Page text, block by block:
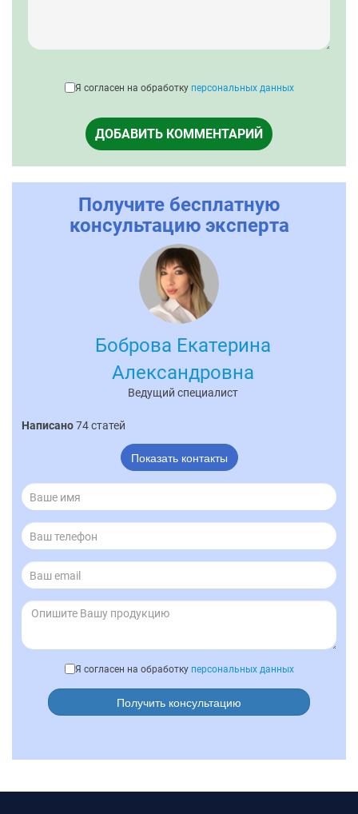
Я согласен на обработку персональных данных
ДОБАВИТЬ КОММЕНТАРИЙ
Получите бесплатную
консультацию эксперта
Боброва Екатерина
Александровна
Ведущий специалист
Написано74 статей
Показать контакты
Я согласен на обработку персональных данных
Получить консультацию